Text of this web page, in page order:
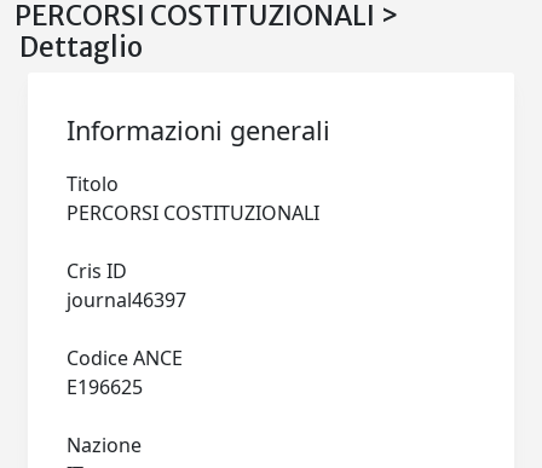
PERCORSI COSTITUZIONALI >
Dettaglio
Informazioni generali
Titolo
Cris ID
Codice ANCE
Nazione